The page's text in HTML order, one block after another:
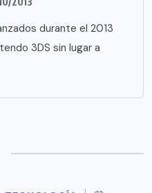
durante el 2013
3DS sin lugar a